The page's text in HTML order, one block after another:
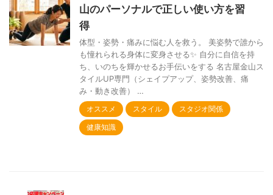
山のパーソナルで正しい使い方を習
得
体型・姿勢・痛みに悩む人を救う。 美姿勢で誰から
も憧れられる身体に変身させる✨ 自分に自信を持
ち、いのちを輝かせるお手伝いをする 名古屋金山ス
タイルUP専門（シェイプアップ、姿勢改善、痛
み・動き改善） …
オススメ スタイル
スタジオ関係
健康知識